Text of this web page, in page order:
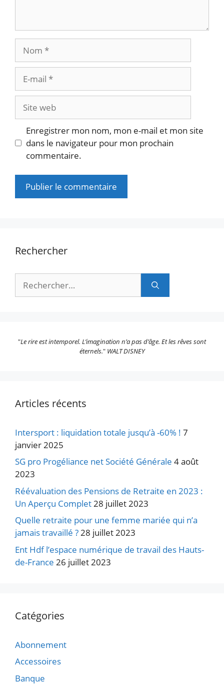
mail
Site
web
Enregistrer mon nom, mon e-mail et mon site
dans le navigateur pour mon prochain
commentaire.
Rechercher
Rechercher :
"Le rire est intemporel. L’imagination n’a pas d’âge. Et les rêves sont
éternels." WALT DISNEY
Articles récents
Intersport : liquidation totale jusqu’à -60% ! 7
janvier 2025
SG pro Progéliance net Société Générale 4 août
2023
Réévaluation des Pensions de Retraite en 2023 :
Un Aperçu Complet28 juillet 2023
Quelle retraite pour une femme mariée qui n’a
jamais travaillé ?28 juillet 2023
Ent Hdf l’espace numérique de travail des Hauts-
de-France 26 juillet 2023
Catégories
Abonnement
Accessoires
Banque